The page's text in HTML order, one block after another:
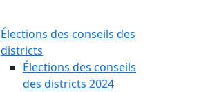
Élections des conseils des
districts
Élections des conseils
des districts 2024